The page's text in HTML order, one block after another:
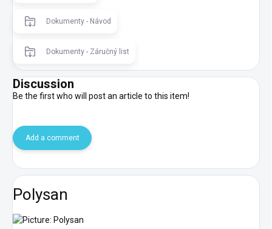
Dokumenty - Návod
Dokumenty - Záručný list
Discussion
Be the first who will post an article to this item!
Add a comment
Polysan